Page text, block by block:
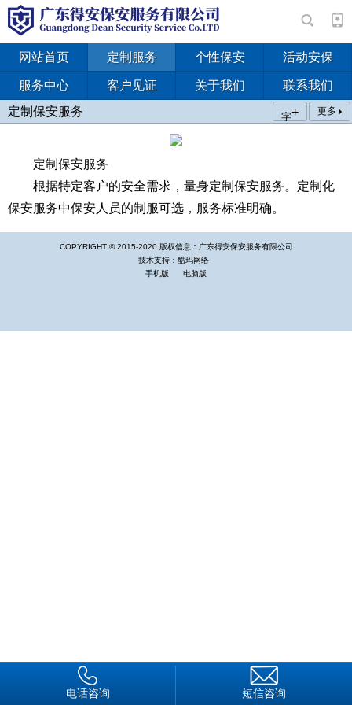
网站首页 定制服务 个性保安 活动安保
服务中心 客户见证 关于我们
联系我们
定制保安服务
更多
字+
定制保安服务
根据特定客户的安全需求，量身定制保安服务。定制化
保安服务中保安人员的制服可选，服务标准明确。
COPYRIGHT © 2015-2020 版权信息：广东得安保安服务有限公司
技术支持：酷玛网络
手机版
电脑版
电话咨询 短信咨询